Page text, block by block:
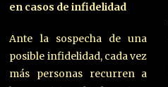
en casos de infidelidad
Ante la sospecha de una
posible infidelidad, cada vez
más personas recurren a